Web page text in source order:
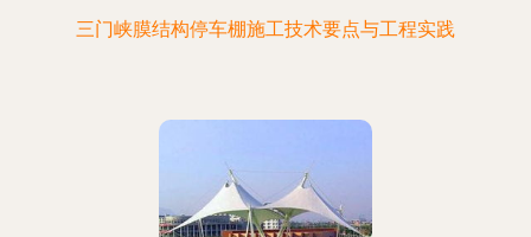
三门峡膜结构停车棚施工技术要点与工程实践